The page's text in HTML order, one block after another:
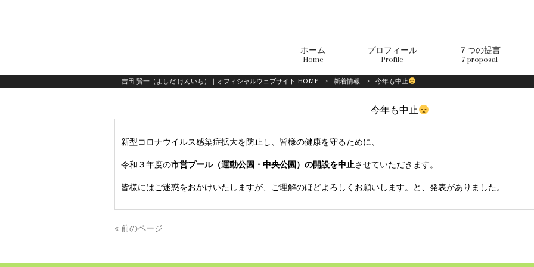
ホーム
Home
プロフィール
Profile
７つの提言
7 proposal
吉田 賢一（よしだ けんいち）｜オフィシャルウェブサイト HOME > 新着情報 > 今年も中止
今年も中止
新型コロナウイルス感染症拡大を防止し、皆様の健康を守るために、
令和３年度の市営プール（運動公園・中央公園）の開設を中止させていただきます。
皆様にはご迷惑をおかけいたしますが、ご理解のほどよろしくお願いします。と、発表がありました。
« 前のページ